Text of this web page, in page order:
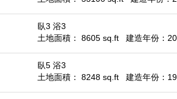
臥3 浴3
土地面積： 8605 sq.ft
建造年份：
臥5 浴3
土地面積： 8248 sq.ft
建造年份：